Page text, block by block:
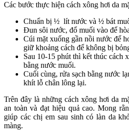
Các bước thực hiện cách xông hơi da
Chuẩn bị ½ lít nước và ½ bát
Đun sôi nước, đổ muối vào để
Cúi mặt xuống gần nồi nước để
giữ khoảng cách để không bị
Sau 10-15 phút thì kết thúc cách
bằng nước muối.
Cuối cùng, rửa sạch bằng nước
khít lỗ chân lông lại.
Trên đây là những cách xông hơi da
an toàn và đạt hiệu quả cao. Mong
giúp các chị em sau sinh có làn da
màng.